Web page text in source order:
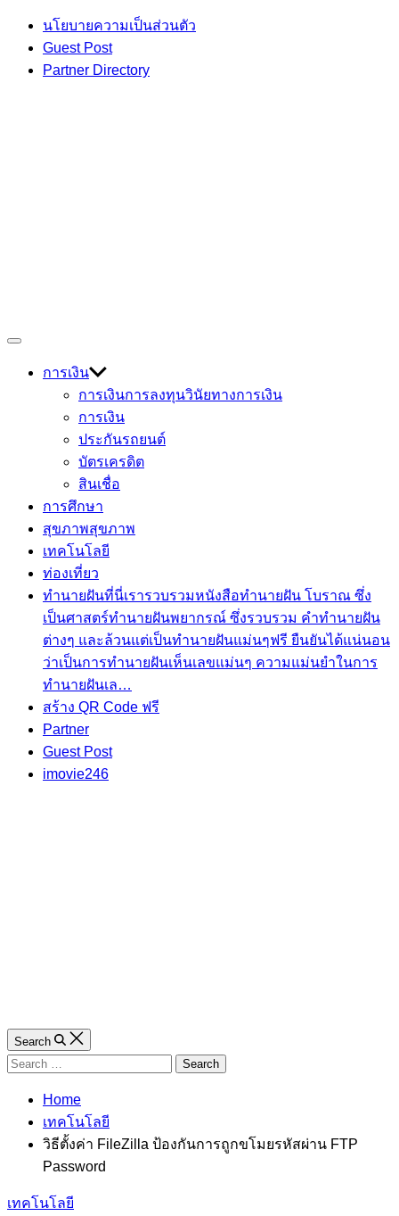
Skip
content
นโยบายความเป็นส่วนตัว
Guest Post
Partner Directory
Devmage
เกร็ดความรู้ เรื่องราวที่น่าสนใจ
Off
การเงิน
การเงินการลงทุนวินัยทางการเงิน
การเงิน
ประกันรถยนต์
บัตรเครดิต
สินเชื่อ
การศึกษา
สุขภาพสุขภาพ
เทคโนโลยี
ท่องเที่ยว
ทำนายฝันที่นี่เรารวบรวมหนังสือทำนายฝัน โบราณ ซึ่ง
เป็นศาสตร์ทำนายฝันพยากรณ์ ซึ่งรวบรวม คำทํานายฝัน
ต่างๆ และล้วนแต่เป็นทํานายฝันแม่นๆฟรี ยืนยันได้แน่นอน
ว่าเป็นการทำนายฝันเห็นเลขแม่นๆ ความแม่นยำในการ
ทํานายฝันเล…
สร้าง QR Code ฟรี
Partner
Guest Post
imovie246
Search
Search
Home
เทคโนโลยี
วิธีตั้งค่า FileZilla ป้องกันการถูกขโมยรหัสผ่าน FTP
Password
Categories
เทคโนโลยี